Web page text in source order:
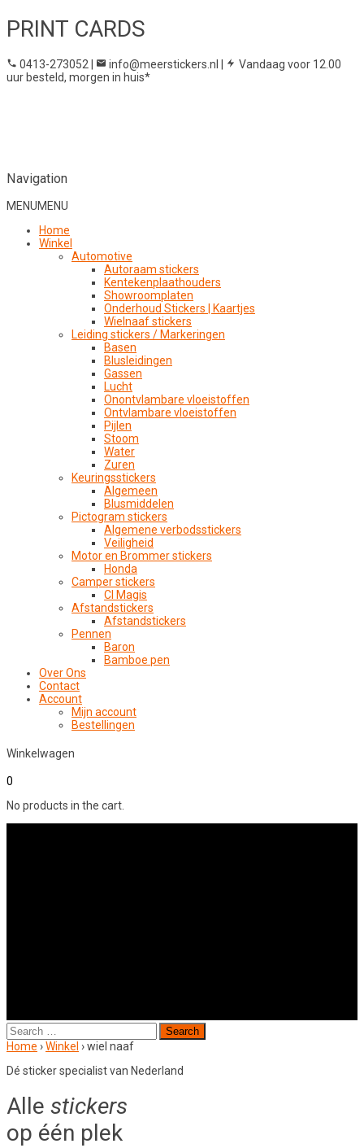
PRINT CARDS
0413-273052 | info@meerstickers.nl |
Vandaag voor 12.00
uur besteld, morgen in huis*
Navigation
MENUMENU
Home
Winkel
Automotive
Autoraam stickers
Kentekenplaathouders
Showroomplaten
Onderhoud Stickers | Kaartjes
Wielnaaf stickers
Leiding stickers / Markeringen
Basen
Blusleidingen
Gassen
Lucht
Onontvlambare vloeistoffen
Ontvlambare vloeistoffen
Pijlen
Stoom
Water
Zuren
Keuringsstickers
Algemeen
Blusmiddelen
Pictogram stickers
Algemene verbodsstickers
Veiligheid
Motor en Brommer stickers
Honda
Camper stickers
CI Magis
Afstandstickers
Afstandstickers
Pennen
Baron
Bamboe pen
Over Ons
Contact
Account
Mijn account
Bestellingen
Winkelwagen
0
No products in the cart.
Search
for:
Home ›Winkel ›wiel naaf
Dé sticker specialist van Nederland
Alle stickers
op één plek